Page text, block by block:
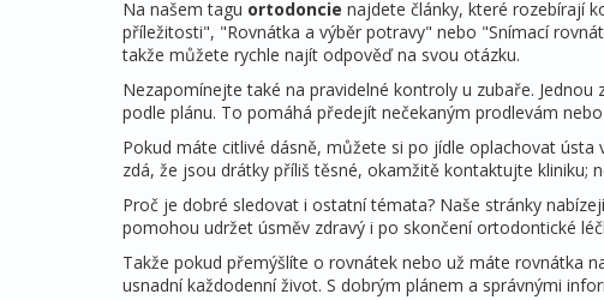
Na našem tagu ortodoncie najdete články, které rozebírají
příležitosti", "Rovnátka a výběr potravy" nebo "Snímací
takže můžete rychle najít odpověď na svou otázku.
Nezapomínejte také na pravidelné kontroly u zubaře.
podle plánu. To pomáhá předejít nečekaným prodlevám
Pokud máte citlivé dásně, můžete si po jídle oplachovat
zdá, že jsou drátky příliš těsné, okamžitě kontaktujte kliniku;
Proč je dobré sledovat i ostatní témata? Naše stránky
pomohou udržet úsměv zdravý i po skončení ortodontické
Takže pokud přemýšlíte o rovnátek nebo už máte rovnátka
usnadní každodenní život. S dobrým plánem a správnými